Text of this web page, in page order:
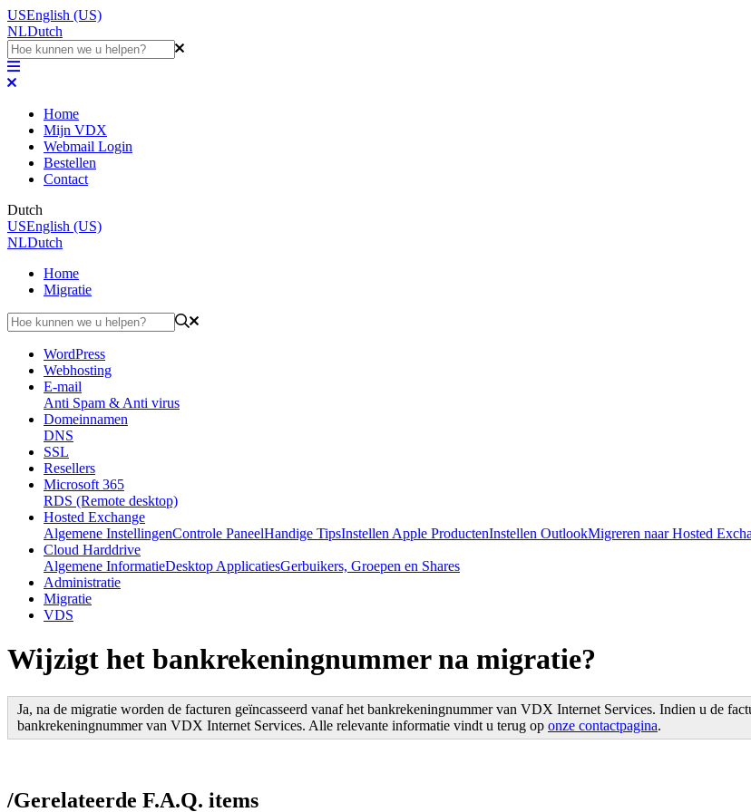
USEnglish (US)
NLDutch
Home
Mijn VDX
Webmail Login
Bestellen
Contact
Dutch
USEnglish (US)
NLDutch
Home
Migratie
WordPress
Webhosting
E-mail
Anti Spam & Anti virus
Domeinnamen
DNS
SSL
Resellers
Microsoft 365
RDS (Remote desktop)
Hosted Exchange
Algemene InstellingenControle PaneelHandige TipsInstellen Apple ProductenInstellen OutlookMigreren naar Hosted
Cloud Harddrive
Algemene InformatieDesktop ApplicatiesGerbuikers, Groepen en Shares
Administratie
Migratie
VDS
Wijzigt het bankrekeningnummer na migratie?
Ja, na de migratie worden de facturen geïncasseerd vanaf het bankrekeningnummer van VDX Internet Services. Indien u de
bankrekeningnummer van VDX Internet Services. Alle relevante informatie vindt u terug op onze contactpagina.
/Gerelateerde F.A.Q. items